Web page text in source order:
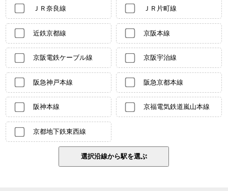
ＪＲ奈良線 ＪＲ片町線
近鉄京都線 京阪本線
京阪電鉄ケーブル線 京阪宇治線
阪急神戸本線 阪急京都本線
阪神本線 京福電気鉄道嵐山本線
京都地下鉄東西線